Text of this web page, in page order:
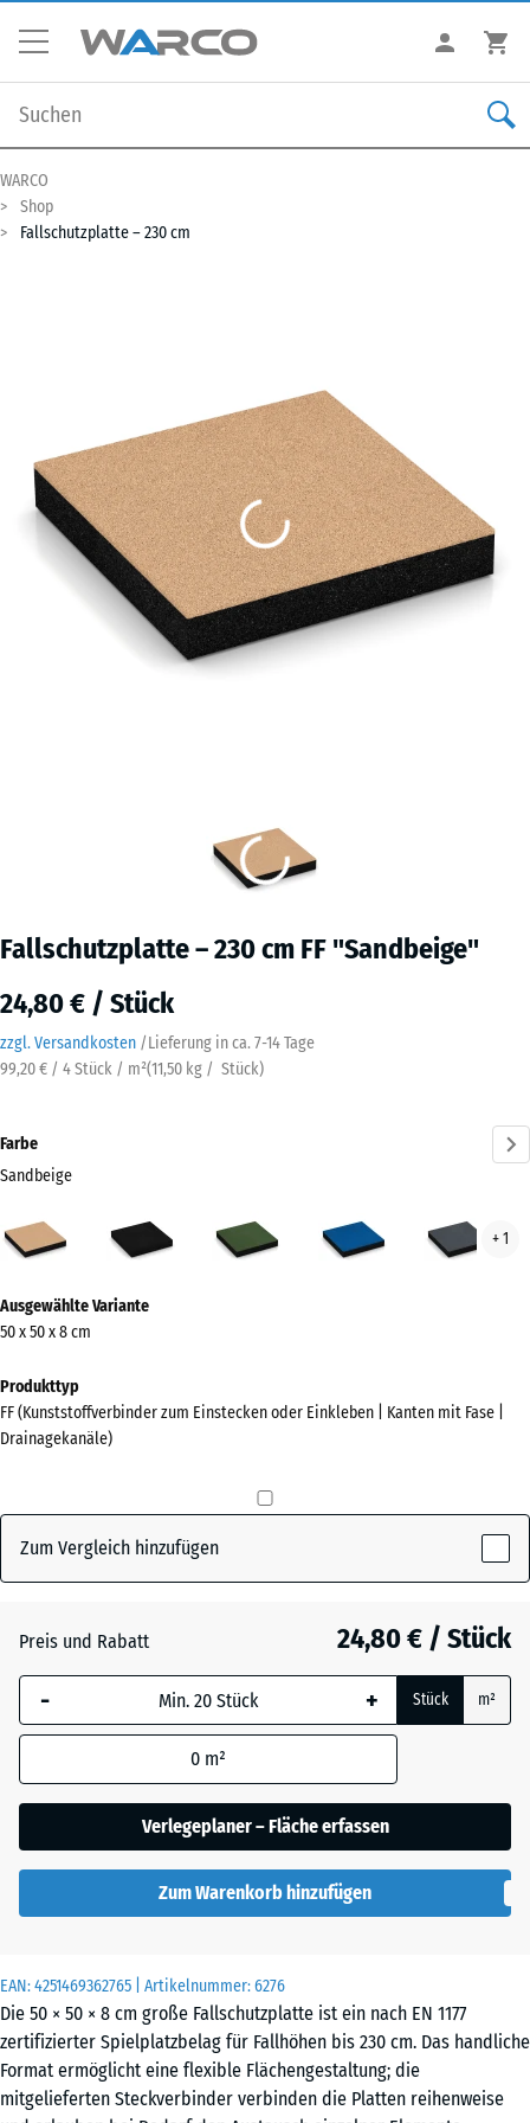
WARCO
Shop
Fallschutzplatte – 230 cm
Fallschutzplatte – 230 cm FF "Sandbeige"
24,80 € / Stück
zzgl. Versandkosten /Lieferung in ca. 7-14 Tage
99,20 € / 4 Stück / m²(11,50 kg / Stück)
EAN:4251469362765 | Artikelnummer:6276
Die 50 × 50 × 8 cm große Fallschutzplatte ist ein nach EN 1177
zertifizierter Spielplatzbelag für Fallhöhen bis 230 cm. Das handliche
Format ermöglicht eine flexible Flächengestaltung; die
mitgelieferten Steckverbinder verbinden die Platten reihenweise
Farbe
Sandbeige
Sandbeige
(active)
Himmelblau
+ 1
Informationen
zu
Farben?
Farbpalette
(active)
Grasgrün - 2,80 €
Himmelblau - 0,50 €
Schiefergrau - 0,50 €
Ausgewählte Variante
50 x 50 x 8 cm
Produkttyp
FF (Kunststoffverbinder zum Einstecken oder Einkleben | Kanten mit Fase |
Drainagekanäle)
Zum Vergleich hinzufügen
Preis und Rabatt 24,80 € / Stück
- + Stück m²
0 m²
Verlegeplaner – Fläche erfassen
Zum Warenkorb hinzufügen